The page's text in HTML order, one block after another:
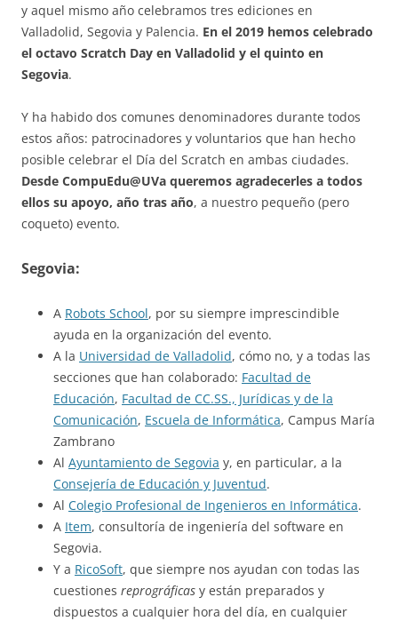
y aquel mismo año celebramos tres ediciones en
Valladolid, Segovia y Palencia. En el 2019 hemos celebrado
el octavo Scratch Day en Valladolid y el quinto en
Segovia.
Y ha habido dos comunes denominadores durante todos
estos años: patrocinadores y voluntarios que han hecho
posible celebrar el Día del Scratch en ambas ciudades.
Desde CompuEdu@UVa queremos agradecerles a todos
ellos su apoyo, año tras año, a nuestro pequeño (pero
coqueto) evento.
Segovia:
A Robots School, por su siempre imprescindible
ayuda en la organización del evento.
A la Universidad de Valladolid, cómo no, y a todas las
secciones que han colaborado: Facultad de
Educación, Facultad de CC.SS., Jurídicas y de la
Comunicación, Escuela de Informática, Campus María
Zambrano
Al Ayuntamiento de Segovia y, en particular, a la
Consejería de Educación y Juventud.
Al Colegio Profesional de Ingenieros en Informática.
A Item, consultoría de ingeniería del software en
Segovia.
Y a RicoSoft, que siempre nos ayudan con todas las
cuestiones reprográficas y están preparados y
dispuestos a cualquier hora del día, en cualquier